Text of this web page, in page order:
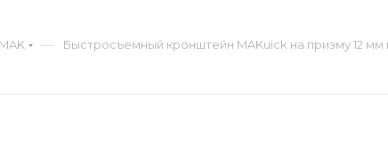
MAK — Быстросъемный кронштейн MAKuick на призму 12 мм